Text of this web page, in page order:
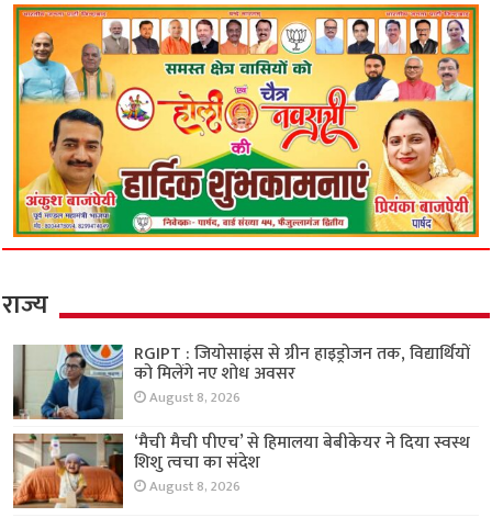
राज्य
RGIPT : जियोसाइंस से ग्रीन हाइड्रोजन तक, विद्यार्थियों
को मिलेंगे नए शोध अवसर
August 8, 2026
‘मैची मैची पीएच’ से हिमालया बेबीकेयर ने दिया स्वस्थ
शिशु त्वचा का संदेश
August 8, 2026